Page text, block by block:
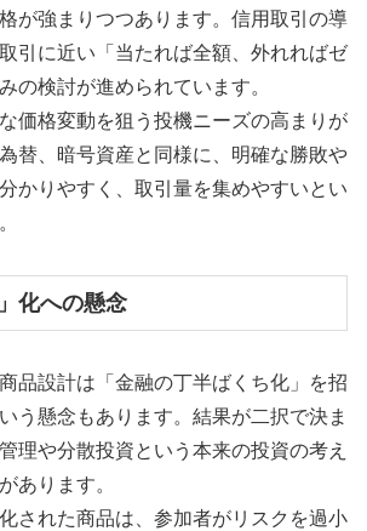
が強まりつつあります。信用取引の導
引に近い「当たれば全額、外れればゼ
の検討が進められています。
価格変動を狙う投機ニーズの高まりが
替、暗号資産と同様に、明確な勝敗や
かりやすく、取引量を集めやすいとい
化への懸念
品設計は「金融の丁半ばくち化」を招
う懸念もあります。結果が二択で決ま
理や分散投資という本来の投資の考え
あります。
された商品は、参加者がリスクを過小